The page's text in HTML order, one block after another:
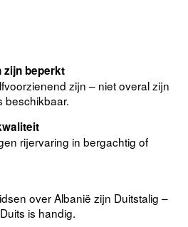
zijn beperkt
zijn – niet overal zijn
beschikbaar.
rijervaring in bergachtig of
over Albanië zijn Duitstalig –
is handig.